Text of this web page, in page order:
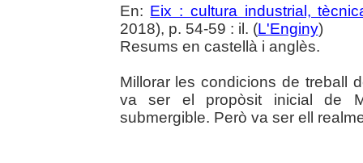
En: Eix : cultura industrial,
2018), p. 54-59 : il. (L'Enginy)
Resums en castellà i anglès.
Millorar les condicions de treball
va ser el propòsit inicial de
submergible. Però va ser ell